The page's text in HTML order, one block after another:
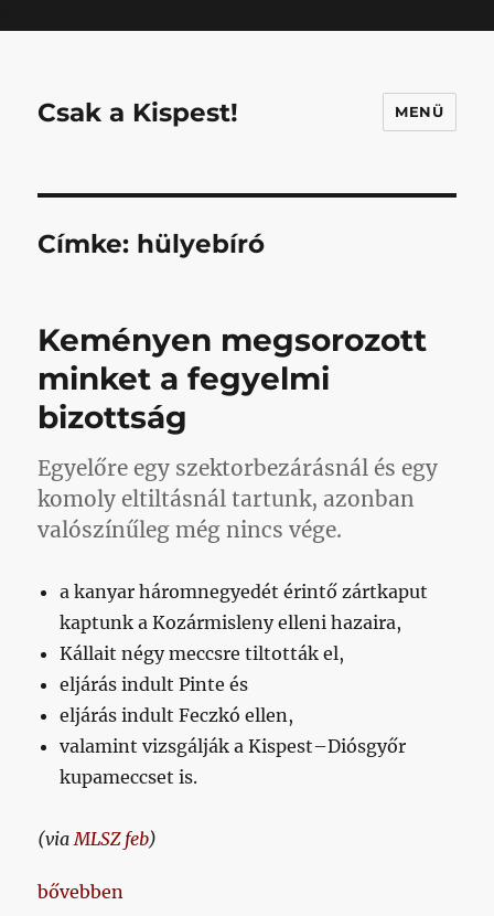
Csak a Kispest! MENÜ
Címke: hülyebíró
Keményen megsorozott
minket a fegyelmi
bizottság
Egyelőre egy szektorbezárásnál és egy
komoly eltiltásnál tartunk, azonban
valószínűleg még nincs vége.
a kanyar háromnegyedét érintő zártkaput
kaptunk a Kozármisleny elleni hazaira,
Kállait négy meccsre tiltották el,
eljárás indult Pinte és
eljárás indult Feczkó ellen,
valamint vizsgálják a Kispest–Diósgyőr
kupameccset is.
(viaMLSZ feb)
„Keményen megsorozott minket a fegyelmi
bővebben